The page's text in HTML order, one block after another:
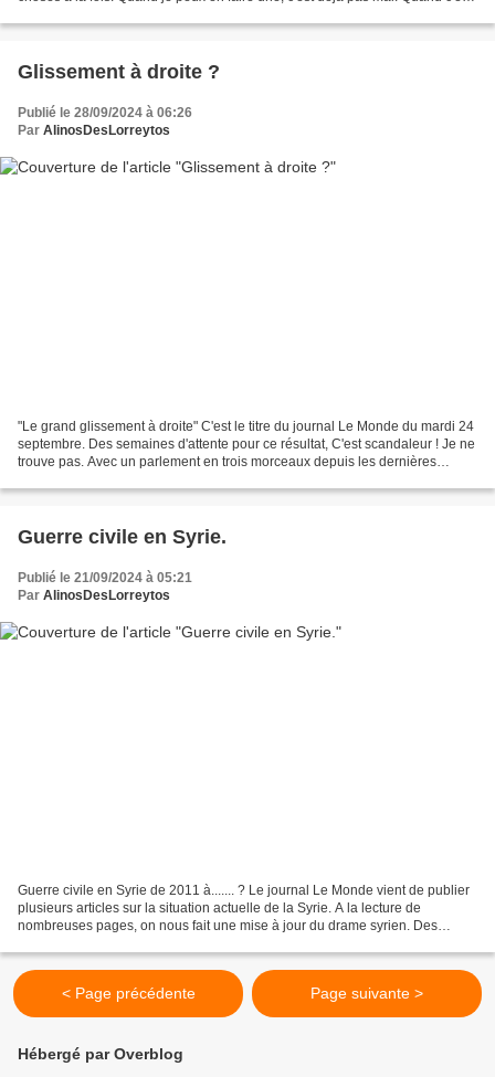
Glissement à droite ?
Publié le 28/09/2024 à 06:26
Par AlinosDesLorreytos
"Le grand glissement à droite" C'est le titre du journal Le Monde du mardi 24
septembre. Des semaines d'attente pour ce résultat, C'est scandaleur ! Je ne
trouve pas. Avec un parlement en trois morceaux depuis les dernières
Guerre civile en Syrie.
Publié le 21/09/2024 à 05:21
Par AlinosDesLorreytos
Guerre civile en Syrie de 2011 à....... ? Le journal Le Monde vient de publier
plusieurs articles sur la situation actuelle de la Syrie. A la lecture de
nombreuses pages, on nous fait une mise à jour du drame syrien. Des
< Page précédente Page suivante >
Hébergé par Overblog